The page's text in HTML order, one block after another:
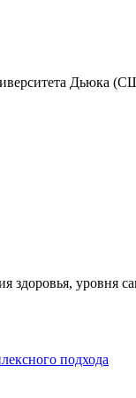
Дьюка
уровня
подхода